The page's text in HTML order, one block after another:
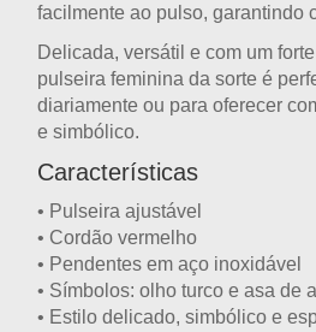
facilmente ao pulso, garantindo
Delicada, versátil e com um
pulseira feminina da sorte é
diariamente ou para oferecer
e simbólico.
Características
• Pulseira ajustável
• Cordão vermelho
• Pendentes em aço inoxidável
• Símbolos: olho turco e asa de
• Estilo delicado, simbólico e